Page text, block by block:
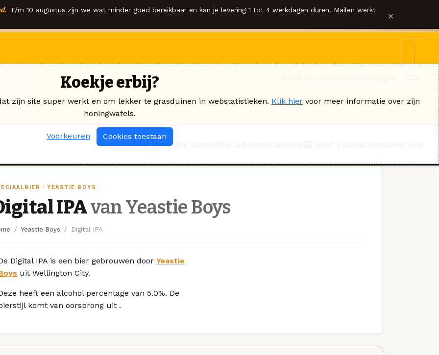
T/m 10 augustus zijn we wat minder goed bereikbaar en kan je levering 1 tot 4 werkdagen duren. Mailen werkt
×
Stel jouw box samen
· YEASTIE BOYS
IPAvan Yeastie Boys
Yeastie Boys Digital IPA
Digital IPA is een bier gebrouwen door Yeastie
uit Wellington City.
heeft een alcohol percentage van 5.0%. De
komt van oorsprong uit .
Koekje erbij?
zijn site super werkt en om lekker te grasduinen in webstatistieken. Klik hier voor meer informatie over zijn
honingwafels.
Voorkeuren Cookies toestaan